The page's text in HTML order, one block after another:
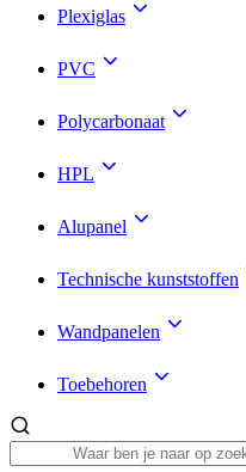
Plexiglas
PVC
Polycarbonaat
HPL
Alupanel
Technische kunststoffen
Wandpanelen
Toebehoren